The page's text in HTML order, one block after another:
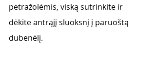
petražolėmis, viską sutrinkite ir
dėkite antrąjį sluoksnį į paruoštą
dubenėlį.